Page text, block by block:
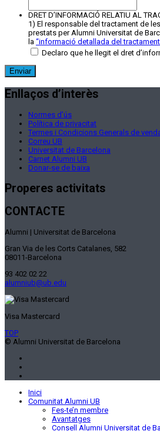
DRET D’INFORMACIÓ RELATIU AL
1) El responsable del tractament de
prestats per Alumni Universitat de
la “informació detallada del
Declaro que he llegit el dret
Enllaços d’interès
Normes d’ús
Política de privacitat
Termes i Condicions Generals de
Correu UB
Universitat de Barcelona
Carnet Alumni UB
Donar-se de baixa
Properes activitats
CONTACTE
Alumni | Universitat de Barcelona
Gran Via de les Corts Catalanes, 582
08011-Barcelona
93 402 02 22
alumniub@ub.edu
Visa Mastercard
TOP
© Alumni Universitat de Barcelona
Inici
Comunitat Alumni UB
Fes-te’n membre
Avantatges
Consell Alumni Universitat de